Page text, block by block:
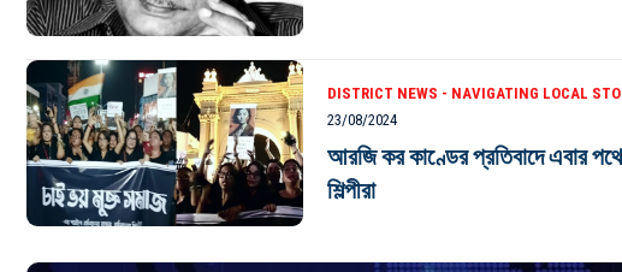
DISTRICT NEWS - NAVIGATING LOCAL
23/08/2024
আরজি কর কাণ্ডের প্রতিবাদে এবার পথে
শিল্পীরা